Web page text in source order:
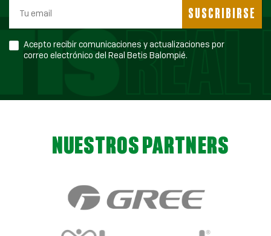
SUSCRIBIRSE
Acepto recibir comunicaciones y actualizaciones por
correo electrónico del Real Betis Balompié.
NUESTROS PARTNERS